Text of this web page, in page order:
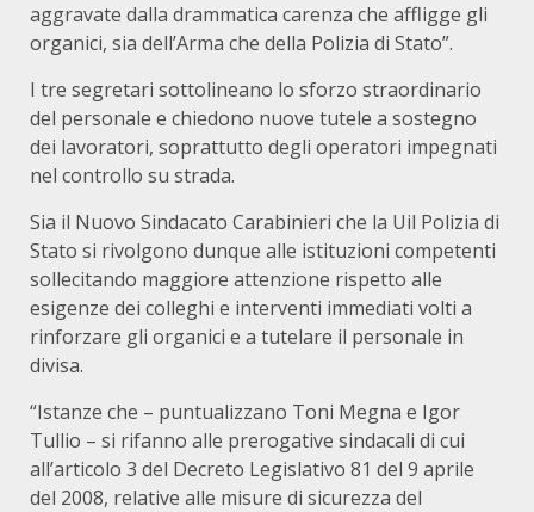
aggravate dalla drammatica carenza che affligge gli
organici, sia dell’Arma che della Polizia di Stato”.
I tre segretari sottolineano lo sforzo straordinario
del personale e chiedono nuove tutele a sostegno
dei lavoratori, soprattutto degli operatori impegnati
nel controllo su strada.
Sia il Nuovo Sindacato Carabinieri che la Uil Polizia di
Stato si rivolgono dunque alle istituzioni competenti
sollecitando maggiore attenzione rispetto alle
esigenze dei colleghi e interventi immediati volti a
rinforzare gli organici e a tutelare il personale in
divisa.
“Istanze che – puntualizzano Toni Megna e Igor
Tullio – si rifanno alle prerogative sindacali di cui
all’articolo 3 del Decreto Legislativo 81 del 9 aprile
del 2008, relative alle misure di sicurezza del